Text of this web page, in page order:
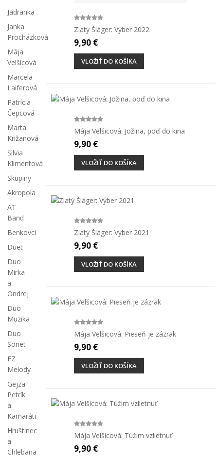
Jadranka
Janka
Procházková
Mája
Velšicová
Marcela
Laiferová
Patrícia
Čepcová
Marta
Križanová
Silvia
Klimentová
Skupiny
Akropola
AT
Band
Benkovci
Duet
Duo
Mirka
a
Ondrej
Duo
Muzika
Duo
Sonet
FZ
Melody
Gejza
Petrík
a
Kamaráti
Hruštinec
a
Chlebana
Zlatý Šláger: Výber 2022
9,90 €
VLOŽIŤ DO KOŠÍKA
Mája Velšicová: Jožina, poď do kina
9,90 €
VLOŽIŤ DO KOŠÍKA
Zlatý Šláger: Výber 2021
9,90 €
VLOŽIŤ DO KOŠÍKA
Mája Velšicová: Pieseň je zázrak
9,90 €
VLOŽIŤ DO KOŠÍKA
Mája Velšicová: Túžim vzlietnuť
9,90 €